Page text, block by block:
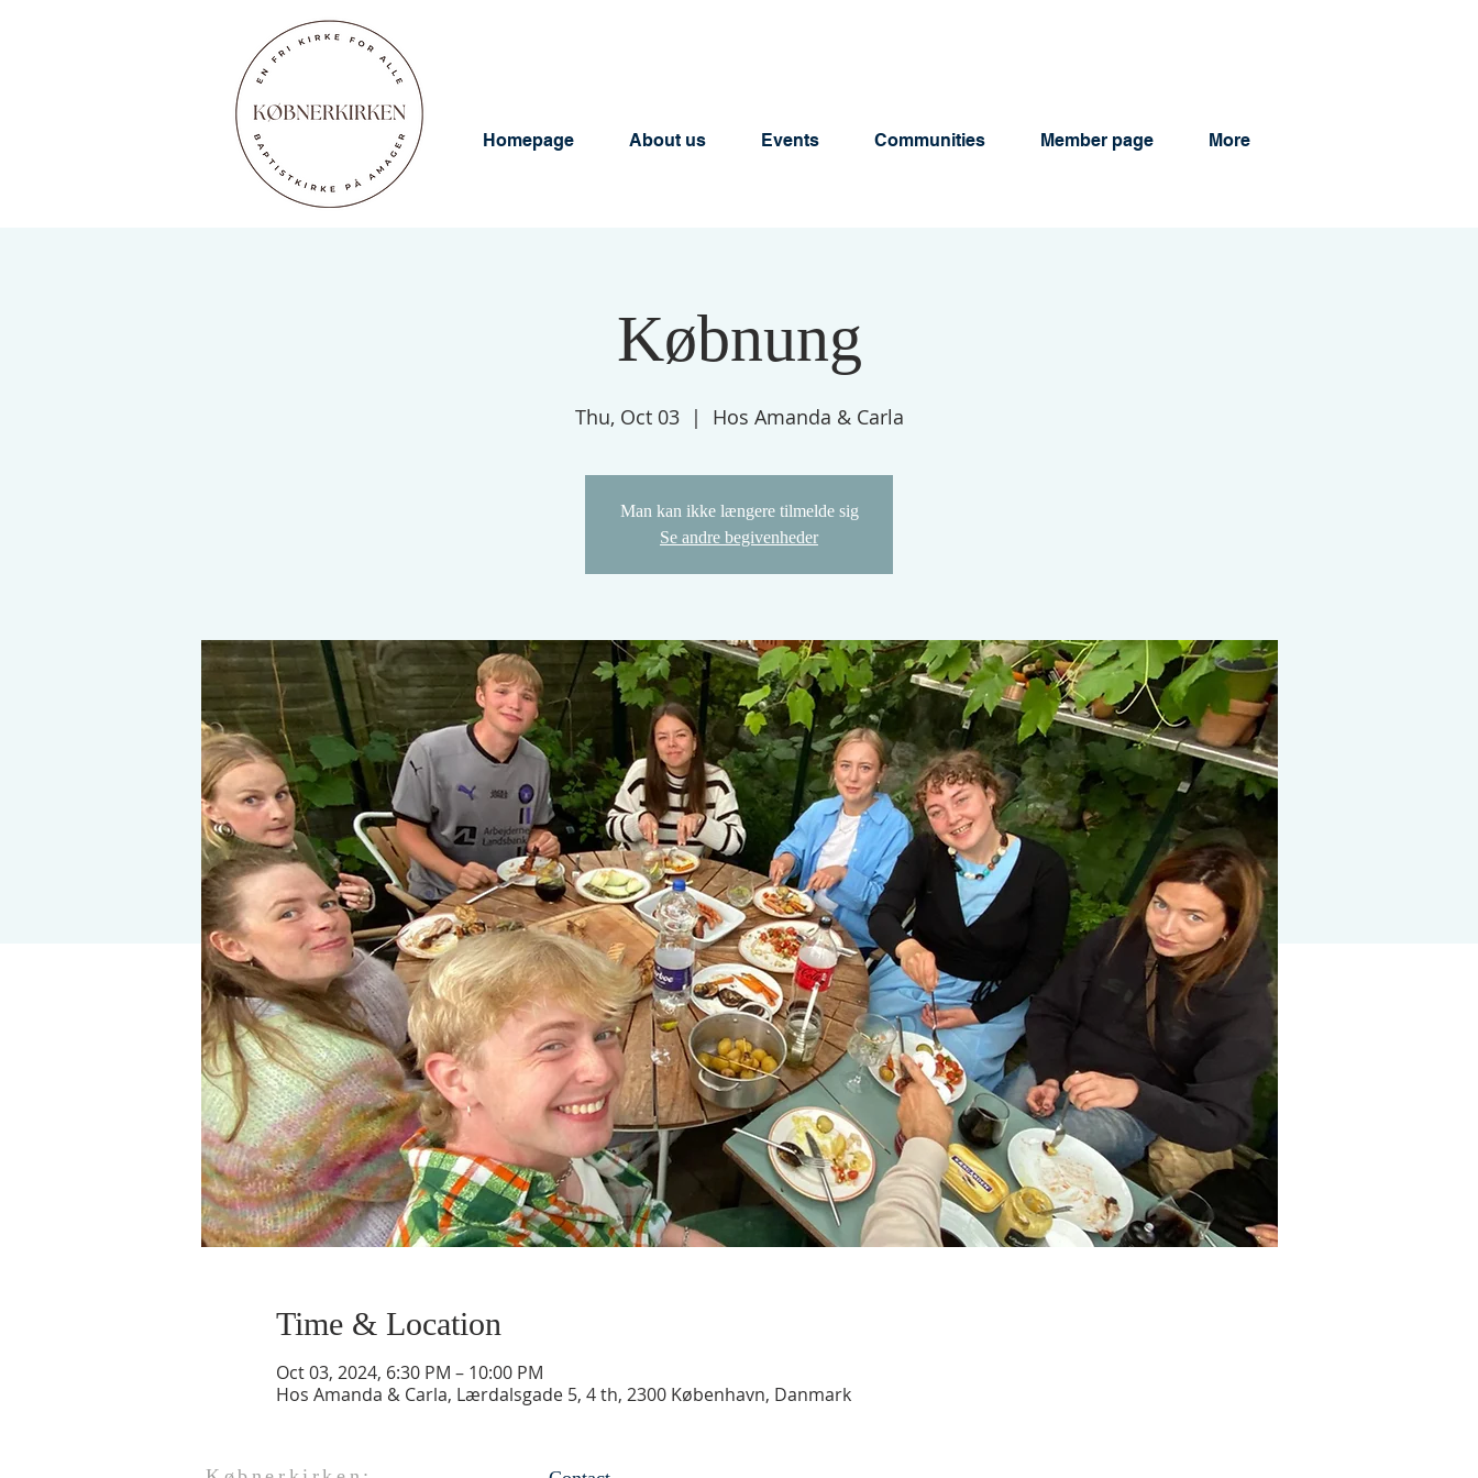
Homepage About us Events Communities Member page More
Købnung
Thu, Oct 03
  |
Hos Amanda & Carla
Man kan ikke længere tilmelde sig
Se andre begivenheder
Time & Location
Oct 03, 2024, 6:30 PM – 10:00 PM
Hos Amanda & Carla, Lærdalsgade 5, 4 th, 2300 København, Danmark